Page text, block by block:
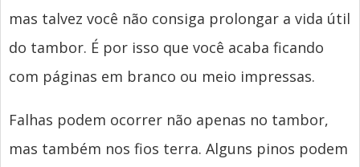
mas talvez você não consiga prolongar a vida útil
do tambor. É por isso que você acaba ficando
com páginas em branco ou meio impressas.
Falhas podem ocorrer não apenas no tambor,
mas também nos fios terra. Alguns pinos podem